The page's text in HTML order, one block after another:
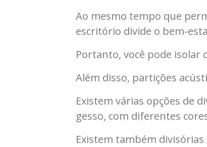
Ao mesmo tempo que
escritório divide o bem-
Portanto, você pode
Além disso, partições
Existem várias opções de
gesso, com diferentes
Existem também